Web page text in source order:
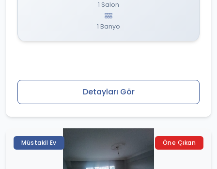
1 Salon
1 Banyo
Detayları Gör
Öne Çıkan
Müstakil Ev